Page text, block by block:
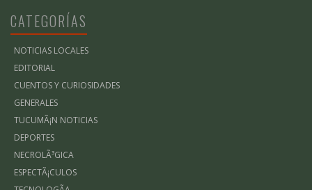
CATEGORÍAS
NOTICIAS LOCALES
EDITORIAL
CUENTOS Y CURIOSIDADES
GENERALES
TUCUMÃ¡N NOTICIAS
DEPORTES
NECROLÃ³GICA
ESPECTÃ¡CULOS